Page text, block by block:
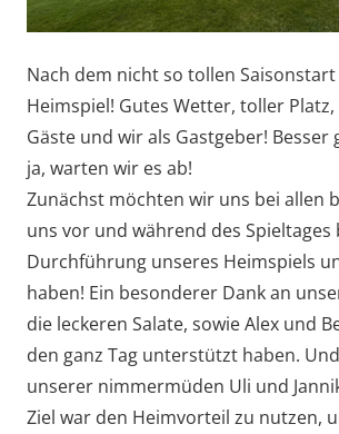
Nach dem nicht so tollen
Heimspiel! Gutes Wetter, toller
Gäste und wir als Gastgeber! Besser
ja, warten wir es ab!
Zunächst möchten wir uns bei allen
uns vor und während des Spieltages
Durchführung unseres Heimspiels
haben! Ein besonderer Dank an
die leckeren Salate, sowie Alex und
den ganz Tag unterstützt haben.
unserer nimmermüden Uli und
Ziel war den Heimvorteil zu nutzen,